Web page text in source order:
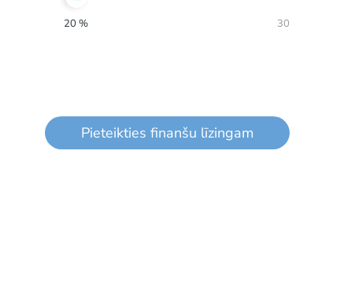
20 % 30
Pieteikties finanšu līzingam